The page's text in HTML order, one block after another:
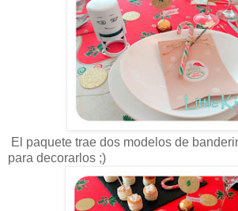
El paquete trae dos modelos de
para decorarlos ;)